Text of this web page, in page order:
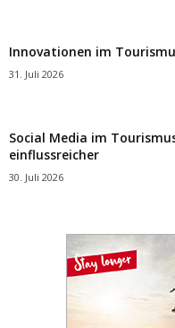
Innovationen im
31. Juli 2026
Social Media im
einflussreicher
30. Juli 2026